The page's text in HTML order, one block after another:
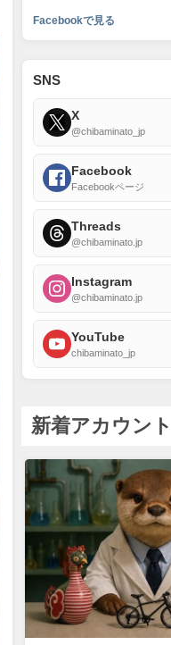
Facebookで見る
SNS
X
@chibaminato_jp
Facebook
Facebookページ
Threads
@chibaminato.jp
Instagram
@chibaminato.jp
YouTube
chibaminato_jp
新着アカウント